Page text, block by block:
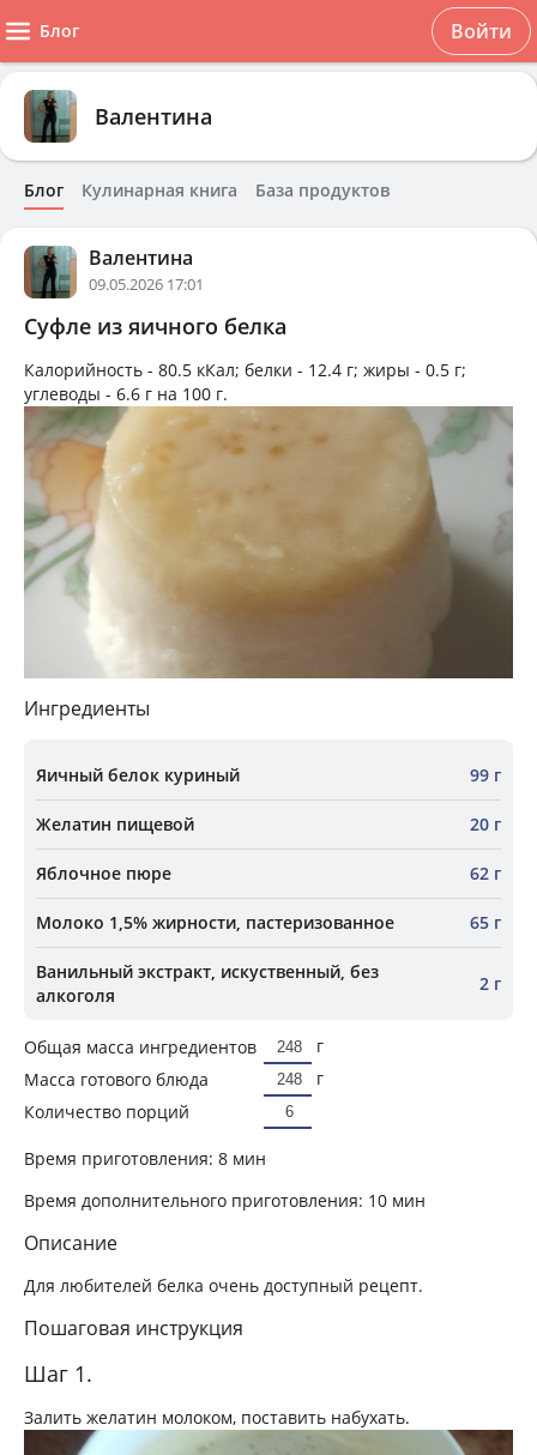
Блог Войти
Валентина
Блог Кулинарная книга База продуктов
Валентина
09.05.2026 17:01
Суфле из яичного белка
Калорийность - 80.5 кКал; белки - 12.4 г; жиры - 0.5 г;
углеводы - 6.6 г на 100 г.
Ингредиенты
Яичный белок куриный 99 г
Желатин пищевой 20 г
Яблочное пюре 62 г
Молоко 1,5% жирности, пастеризованное 65 г
Ванильный экстракт, искуственный, без
алкоголя
2 г
Общая масса ингредиентов
г
Масса готового блюда
г
Количество порций
Время приготовления: 8 мин
Время дополнительного приготовления: 10 мин
Описание
Для любителей белка очень доступный рецепт.
Пошаговая инструкция
Шаг 1.
Залить желатин молоком, поставить набухать.